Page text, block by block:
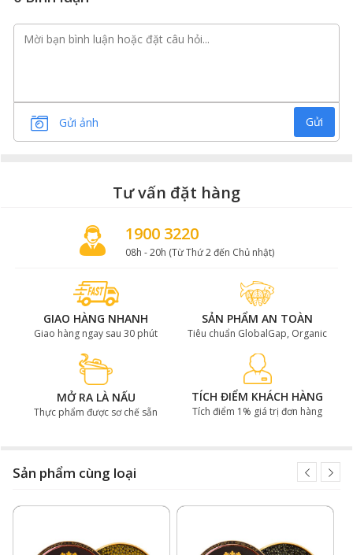
Gửi ảnh Gửi
Tư vấn đặt hàng
1900 3220
08h - 20h (Từ Thứ 2 đến Chủ nhật)
GIAO HÀNG NHANH
Giao hàng ngay sau 30 phút
SẢN PHẨM AN TOÀN
Tiêu chuẩn GlobalGap, Organic
MỞ RA LÀ NẤU
Thực phẩm được sơ chế sẵn
TÍCH ĐIỂM KHÁCH HÀNG
Tích điểm 1% giá trị đơn hàng
Sản phẩm cùng loại